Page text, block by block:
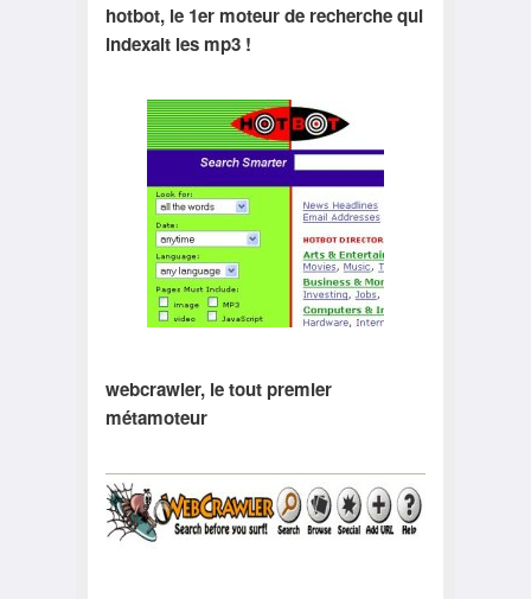
hotbot, le 1er moteur de recherche qui
indexait les mp3 !
webcrawler, le tout premier
métamoteur